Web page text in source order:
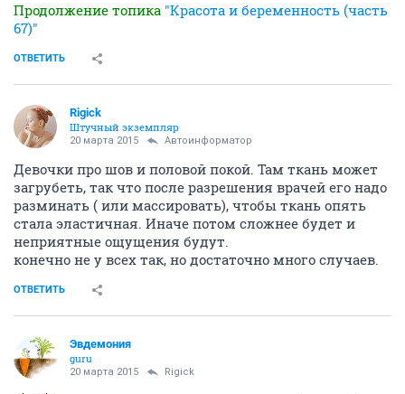
Продолжение топика "Красота и беременность (часть
67)"
ОТВЕТИТЬ
Rigick
Штучный экземпляр
20 марта 2015 Автоинформатор
Девочки про шов и половой покой. Там ткань может
загрубеть, так что после разрешения врачей его надо
разминать ( или массировать), чтобы ткань опять
стала эластичная. Иначе потом сложнее будет и
неприятные ощущения будут.
конечно не у всех так, но достаточно много случаев.
ОТВЕТИТЬ
Эвдемония
guru
20 марта 2015 Rigick